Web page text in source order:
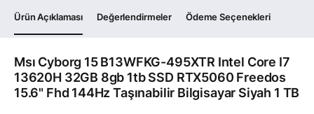
Ürün Açıklaması Değerlendirmeler Ödeme Seçenekleri
Msı Cyborg 15 B13WFKG-495XTR Intel Core I7
13620H 32GB 8gb 1tb SSD RTX5060 Freedos
15.6" Fhd 144Hz Taşınabilir Bilgisayar Siyah 1 TB